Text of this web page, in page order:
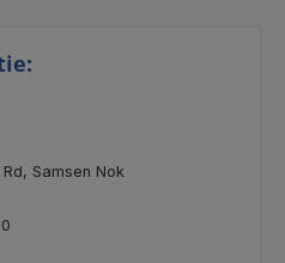
Samsen Nok